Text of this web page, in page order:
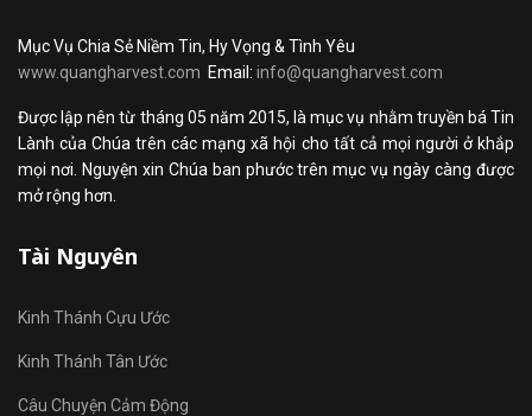
Mục Vụ Chia Sẻ Niềm Tin, Hy Vọng & Tình Yêu
www.quangharvest.com Email: info@quangharvest.com
Được lập nên từ tháng 05 năm 2015, là mục vụ nhằm truyền bá Tin
Lành của Chúa trên các mạng xã hội cho tất cả mọi người ở khắp
mọi nơi. Nguyện xin Chúa ban phước trên mục vụ ngày càng được
mở rộng hơn.
Tài Nguyên
Kinh Thánh Cựu Ước
Kinh Thánh Tân Ước
Câu Chuyện Cảm Động